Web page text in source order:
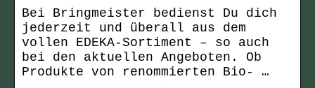
Bei Bringmeister bedienst Du dich
jederzeit und überall aus dem
vollen EDEKA-Sortiment – so auch
bei den aktuellen Angeboten. Ob
Produkte von renommierten Bio- …